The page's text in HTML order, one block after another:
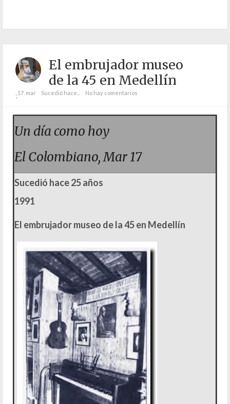
El embrujador museo
de la 45 en Medellín
;17. mar Sucedió hace... No hay comentarios
Un día como hoy
El Colombiano, Mar 17
Sucedió hace 25 años
1991
El embrujador museo de la 45 en Medellín